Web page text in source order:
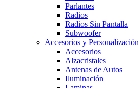
Parlantes
Radios
Radios Sin Pantalla
Subwoofer
Accesorios y Personalización
Accesorios
Alzacristales
Antenas de Autos
Iluminación